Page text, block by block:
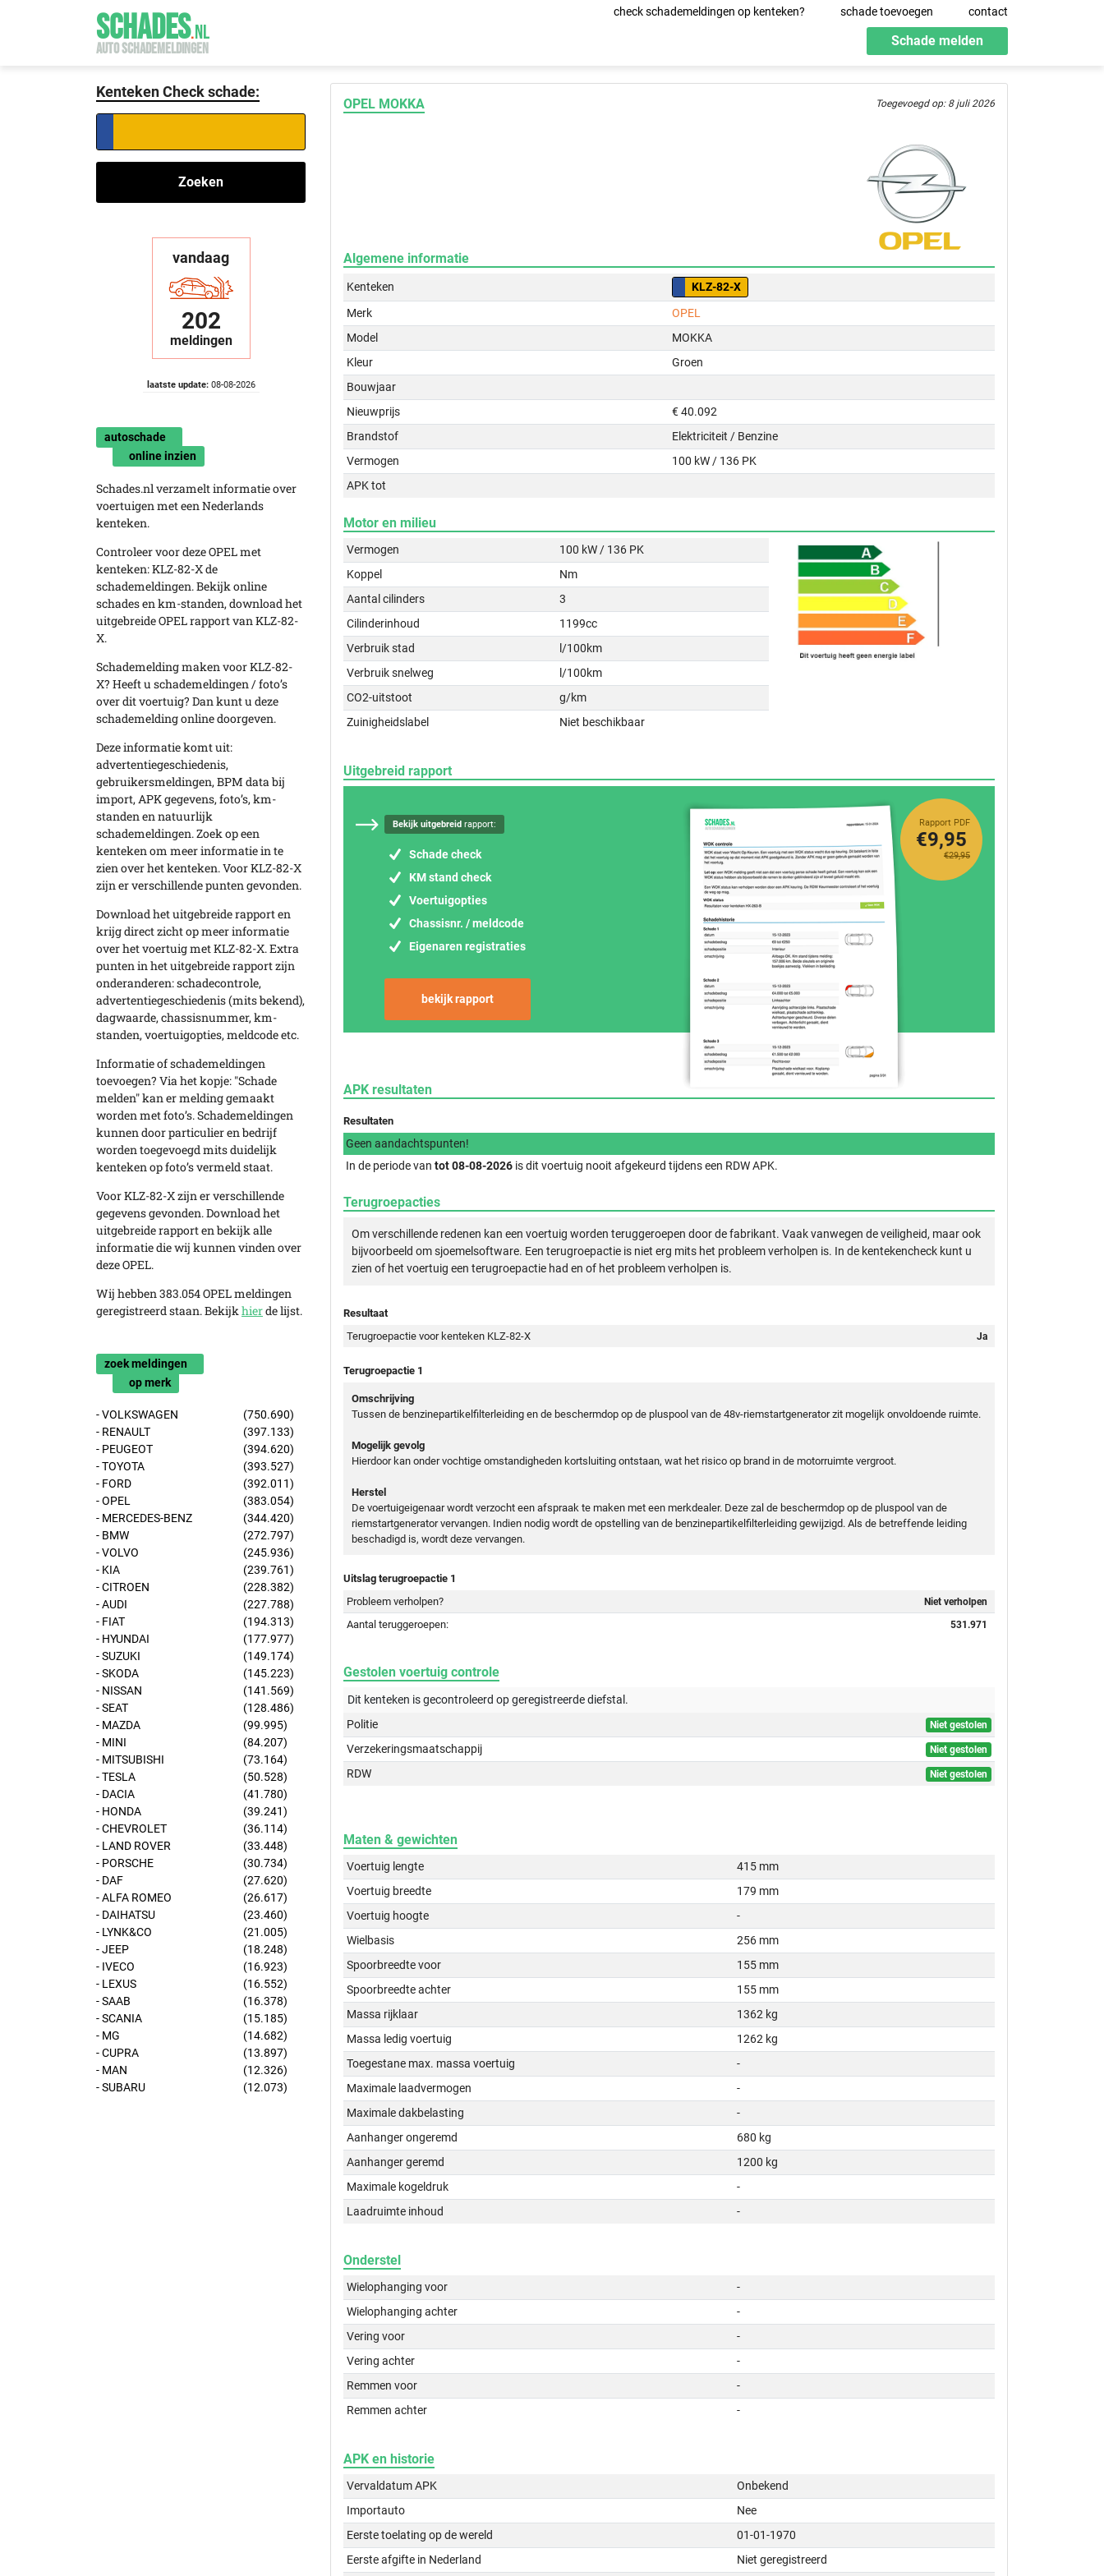
SCHADES.NL
AUTO SCHADEMELDINGEN
check schademeldingen op kenteken? schade toevoegen contact
Schade melden
Kenteken Check schade:
Zoeken
vandaag
202
meldingen
laatste update:08-08-2026
autoschade
online inzien
Schades.nl verzamelt informatie over
voertuigen met een Nederlands
kenteken.
Controleer voor deze OPEL met
kenteken: KLZ-82-X de
schademeldingen. Bekijk online
schades en km-standen, download het
uitgebreide OPEL rapport van KLZ-82-
X.
Schademelding maken voor KLZ-82-
X? Heeft u schademeldingen / foto’s
over dit voertuig? Dan kunt u deze
schademelding online doorgeven.
Deze informatie komt uit:
advertentiegeschiedenis,
gebruikersmeldingen, BPM data bij
import, APK gegevens, foto’s, km-
standen en natuurlijk
schademeldingen. Zoek op een
kenteken om meer informatie in te
zien over het kenteken. Voor KLZ-82-X
zijn er verschillende punten gevonden.
Download het uitgebreide rapport en
krijg direct zicht op meer informatie
over het voertuig met KLZ-82-X. Extra
punten in het uitgebreide rapport zijn
onderanderen: schadecontrole,
advertentiegeschiedenis (mits bekend),
dagwaarde, chassisnummer, km-
standen, voertuigopties, meldcode etc.
Informatie of schademeldingen
toevoegen? Via het kopje: "Schade
melden" kan er melding gemaakt
worden met foto’s. Schademeldingen
kunnen door particulier en bedrijf
worden toegevoegd mits duidelijk
kenteken op foto’s vermeld staat.
Voor KLZ-82-X zijn er verschillende
gegevens gevonden. Download het
uitgebreide rapport en bekijk alle
informatie die wij kunnen vinden over
deze OPEL.
Wij hebben 383.054 OPEL meldingen
geregistreerd staan. Bekijkhierde lijst.
zoek meldingen
op merk
- VOLKSWAGEN
(750.690)
- RENAULT
(397.133)
- PEUGEOT
(394.620)
- TOYOTA
(393.527)
- FORD
(392.011)
- OPEL
(383.054)
- MERCEDES-BENZ
(344.420)
- BMW
(272.797)
- VOLVO
(245.936)
- KIA
(239.761)
- CITROEN
(228.382)
- AUDI
(227.788)
- FIAT
(194.313)
- HYUNDAI
(177.977)
- SUZUKI
(149.174)
- SKODA
(145.223)
- NISSAN
(141.569)
- SEAT
(128.486)
- MAZDA
(99.995)
- MINI
(84.207)
- MITSUBISHI
(73.164)
- TESLA
(50.528)
- DACIA
(41.780)
- HONDA
(39.241)
- CHEVROLET
(36.114)
- LAND ROVER
(33.448)
- PORSCHE
(30.734)
- DAF
(27.620)
- ALFA ROMEO
(26.617)
- DAIHATSU
(23.460)
- LYNK&CO
(21.005)
- JEEP
(18.248)
- IVECO
(16.923)
- LEXUS
(16.552)
- SAAB
(16.378)
- SCANIA
(15.185)
- MG
(14.682)
- CUPRA
(13.897)
- MAN
(12.326)
- SUBARU
(12.073)
OPEL MOKKA Toegevoegd op: 8 juli 2026
Algemene informatie
Kenteken
KLZ-82-X
Merk
OPEL
Model
MOKKA
Kleur
Groen
Bouwjaar
Nieuwprijs
€ 40.092
Brandstof
Elektriciteit / Benzine
Vermogen
100 kW / 136 PK
APK tot
Motor en milieu
Vermogen
100 kW / 136 PK
Koppel
Nm
Aantal cilinders
3
Cilinderinhoud
1199cc
Verbruik stad
l/100km
Verbruik snelweg
l/100km
CO2-uitstoot
g/km
Zuinigheidslabel
Niet beschikbaar
Uitgebreid rapport
Bekijk uitgebreid rapport:
Schade check
KM stand check
Voertuigopties
Chassisnr. / meldcode
Eigenaren registraties
bekijk rapport
Rapport PDF
€29,95
€9,95
APK resultaten
Resultaten
Geen aandachtspunten!
In de periode van tot 08-08-2026 is dit voertuig nooit afgekeurd tijdens een RDW APK.
Terugroepacties
Om verschillende redenen kan een voertuig worden teruggeroepen door de fabrikant. Vaak vanwegen de veiligheid, maar ook
bijvoorbeeld om sjoemelsoftware. Een terugroepactie is niet erg mits het probleem verholpen is. In de kentekencheck kunt u
zien of het voertuig een terugroepactie had en of het probleem verholpen is.
Resultaat
Terugroepactie voor kenteken KLZ-82-X
Ja
Terugroepactie 1
Omschrijving
Tussen de benzinepartikelfilterleiding en de beschermdop op de pluspool van de 48v-riemstartgenerator zit mogelijk onvoldoende ruimte.
Mogelijk gevolg
Hierdoor kan onder vochtige omstandigheden kortsluiting ontstaan, wat het risico op brand in de motorruimte vergroot.
Herstel
De voertuigeigenaar wordt verzocht een afspraak te maken met een merkdealer. Deze zal de beschermdop op de pluspool van de
riemstartgenerator vervangen. Indien nodig wordt de opstelling van de benzinepartikelfilterleiding gewijzigd. Als de betreffende leiding
beschadigd is, wordt deze vervangen.
Uitslag terugroepactie 1
Probleem verholpen?
Niet verholpen
Aantal teruggeroepen: 531.971
Gestolen voertuig controle
Dit kenteken is gecontroleerd opgeregistreerdediefstal.
Politie
Niet gestolen
Verzekeringsmaatschappij Niet gestolen
RDW Niet gestolen
Maten & gewichten
Voertuig lengte
415 mm
Voertuig breedte
179 mm
Voertuig hoogte
-
Wielbasis
256 mm
Spoorbreedte voor
155 mm
Spoorbreedte achter
155 mm
Massa rijklaar
1362 kg
Massa ledig voertuig
1262 kg
Toegestane max. massa voertuig
-
Maximale laadvermogen
-
Maximale dakbelasting
-
Aanhanger ongeremd
680 kg
Aanhanger geremd
1200 kg
Maximale kogeldruk
-
Laadruimte inhoud
-
Onderstel
Wielophanging voor
-
Wielophanging achter
-
Vering voor
-
Vering achter
-
Remmen voor
-
Remmen achter
-
APK en historie
Vervaldatum APK
Onbekend
Importauto
Nee
Eerste toelating op de wereld
01-01-1970
Eerste afgifte in Nederland
Niet geregistreerd